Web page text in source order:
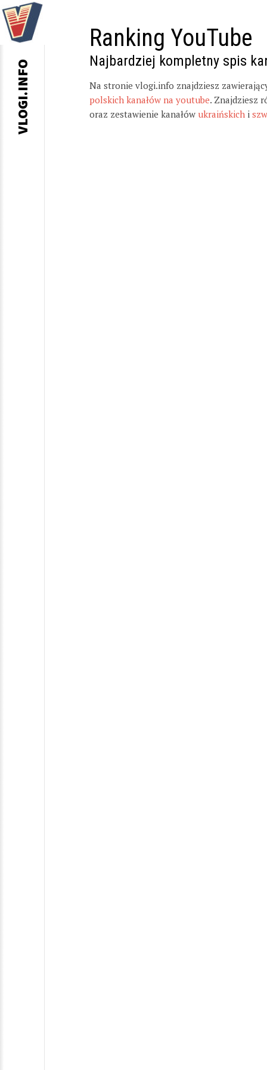
Ranking YouTube
Najbardziej kompletny spis
Na stronie vlogi.info znajdziesz
polskich kanałów na youtube. Znajdziesz
oraz zestawienie kanałów ukraińskich i
VLOGI.INFO